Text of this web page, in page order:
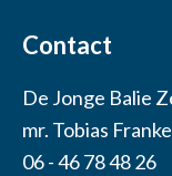
Contact
De Jonge Balie
mr. Tobias
06 - 46 78 48 26